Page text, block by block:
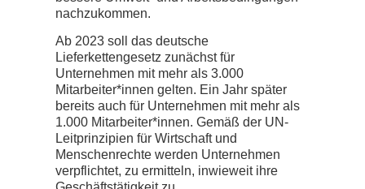
nachzukommen.
Ab 2023 soll das deutsche
Lieferkettengesetz zunächst für
Unternehmen mit mehr als 3.000
Mitarbeiter*innen gelten. Ein Jahr später
bereits auch für Unternehmen mit mehr als
1.000 Mitarbeiter*innen. Gemäß der UN-
Leitprinzipien für Wirtschaft und
Menschenrechte werden Unternehmen
verpflichtet, zu ermitteln, inwieweit ihre